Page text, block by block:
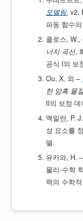
모델링, v2,
파동 함수
콜로스,
너지 곡선,
공식 I의 보
Ou, X. 외 –
한 암흑 물
II의 보정 데
맥밀란, P.
성 요소를
델.
유카와, H. –
물리-수학
력의 수학